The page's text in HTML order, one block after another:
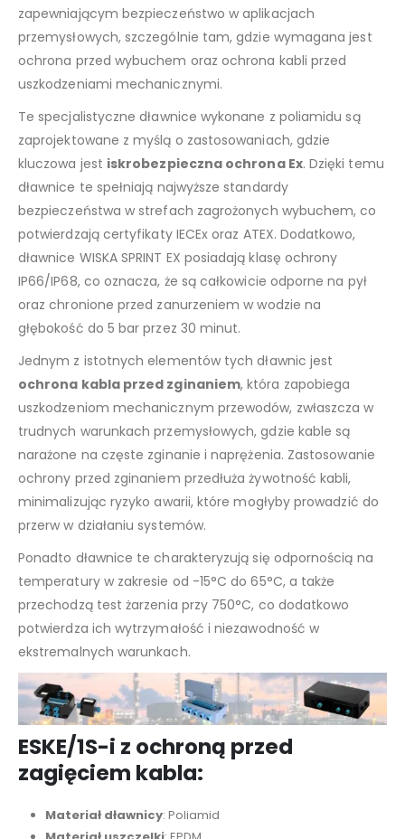
zapewniającym bezpieczeństwo w aplikacjach
przemysłowych, szczególnie tam, gdzie wymagana jest
ochrona przed wybuchem oraz ochrona kabli przed
uszkodzeniami mechanicznymi.
Te specjalistyczne dławnice wykonane z poliamidu są
zaprojektowane z myślą o zastosowaniach, gdzie
kluczowa jest iskrobezpieczna ochrona Ex. Dzięki temu
dławnice te spełniają najwyższe standardy
bezpieczeństwa w strefach zagrożonych wybuchem, co
potwierdzają certyfikaty IECEx oraz ATEX. Dodatkowo,
dławnice WISKA SPRINT EX posiadają klasę ochrony
IP66/IP68, co oznacza, że są całkowicie odporne na pył
oraz chronione przed zanurzeniem w wodzie na
głębokość do 5 bar przez 30 minut.
Jednym z istotnych elementów tych dławnic jest
ochrona kabla przed zginaniem, która zapobiega
uszkodzeniom mechanicznym przewodów, zwłaszcza w
trudnych warunkach przemysłowych, gdzie kable są
narażone na częste zginanie i naprężenia. Zastosowanie
ochrony przed zginaniem przedłuża żywotność kabli,
minimalizując ryzyko awarii, które mogłyby prowadzić do
przerw w działaniu systemów.
Ponadto dławnice te charakteryzują się odpornością na
temperatury w zakresie od -15°C do 65°C, a także
przechodzą test żarzenia przy 750°C, co dodatkowo
potwierdza ich wytrzymałość i niezawodność w
ekstremalnych warunkach.
ESKE/1S-i z ochroną przed
zagięciem kabla:
Materiał dławnicy: Poliamid